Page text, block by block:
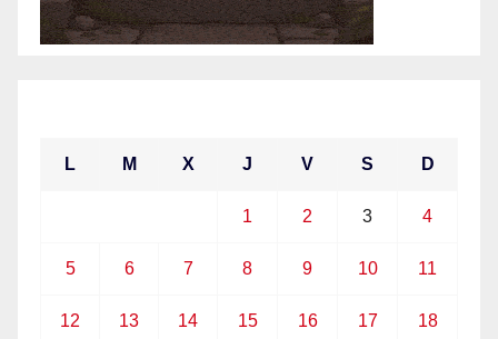
L M X J V S D
1 2 3 4
5 6 7 8 9 10 11
12 13 14 15 16 17 18